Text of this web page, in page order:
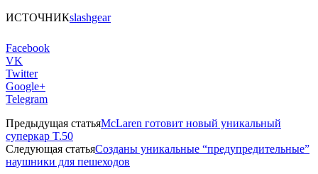
ИСТОЧНИКslashgear
Facebook
VK
Twitter
Google+
Telegram
Предыдущая статьяMcLaren готовит новый уникальный
суперкар T.50
Следующая статьяСозданы уникальные “предупредительные”
наушники для пешеходов